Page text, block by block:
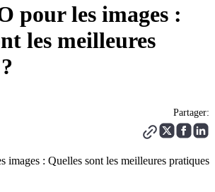
pour les images :
les meilleures
Partager: